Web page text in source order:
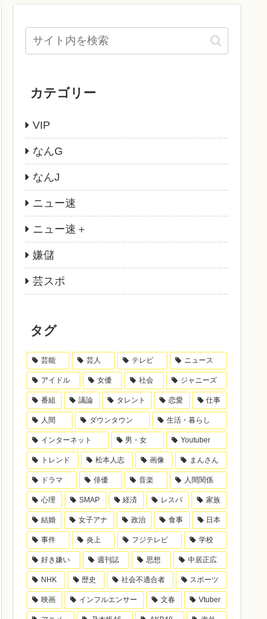
カテゴリー
VIP
なんG
なんJ
ニュー速
ニュー速＋
嫌儲
芸スポ
タグ
芸能 芸人 テレビ ニュース
アイドル 女優 社会 ジャニーズ
番組 議論 タレント 恋愛 仕事
人間 ダウンタウン 生活・暮らし
インターネット 男・女 Youtuber
トレンド 松本人志 画像 まんさん
ドラマ 俳優 音楽 人間関係
心理 SMAP 経済 レスバ 家族
結婚 女子アナ 政治 食事 日本
事件 炎上 フジテレビ 学校
好き嫌い 週刊誌 思想 中居正広
NHK 歴史 社会不適合者 スポーツ
映画 インフルエンサー 文春 Vtuber